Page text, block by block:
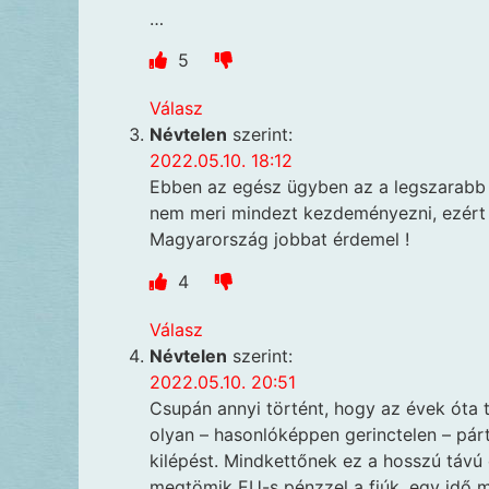
…
5
Válasz
Névtelen szerint:
2022.05.10. 18:12
Ebben az egész ügyben az a
nem meri mindezt kezdeményezni,
Magyarország jobbat érdemel !
4
Válasz
Névtelen szerint:
2022.05.10. 20:51
Csupán annyi történt, hogy az évek
olyan – hasonlóképpen gerinctelen –
kilépést. Mindkettőnek ez a hosszú